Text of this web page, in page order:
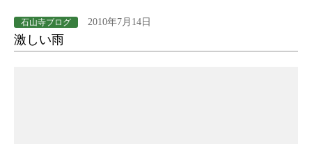
石山寺ブログ 2010年7月14日
激しい雨